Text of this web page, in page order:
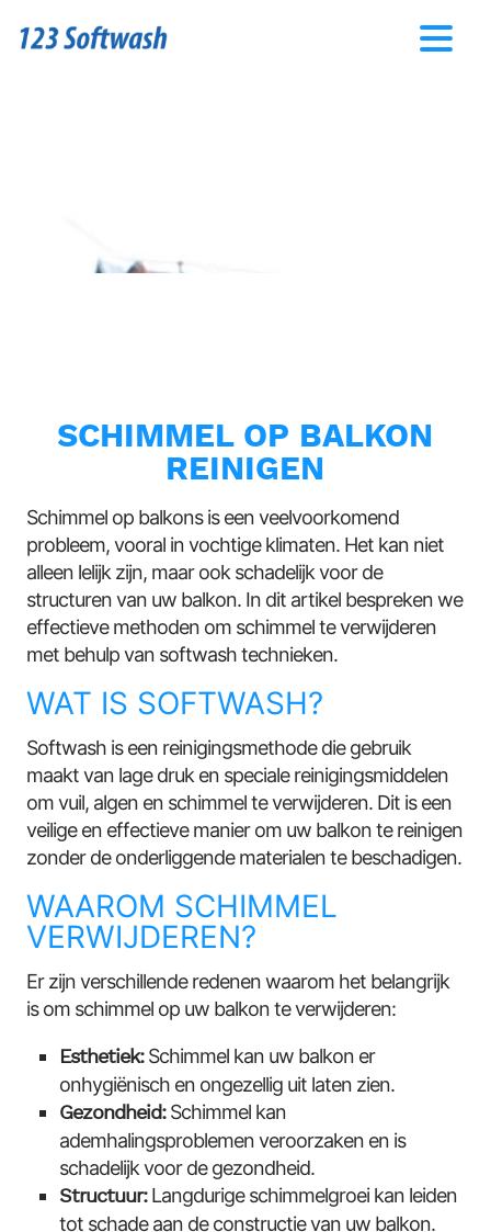
SCHIMMEL OP BALKON
REINIGEN
Schimmel op balkons is een veelvoorkomend
probleem, vooral in vochtige klimaten. Het kan niet
alleen lelijk zijn, maar ook schadelijk voor de
structuren van uw balkon. In dit artikel bespreken we
effectieve methoden om schimmel te verwijderen
met behulp van softwash technieken.
WAT IS SOFTWASH?
Softwash is een reinigingsmethode die gebruik
maakt van lage druk en speciale reinigingsmiddelen
om vuil, algen en schimmel te verwijderen. Dit is een
veilige en effectieve manier om uw balkon te reinigen
zonder de onderliggende materialen te beschadigen.
WAAROM SCHIMMEL
VERWIJDEREN?
Er zijn verschillende redenen waarom het belangrijk
is om schimmel op uw balkon te verwijderen:
Esthetiek:Schimmel kan uw balkon er
onhygiënisch en ongezellig uit laten zien.
Gezondheid:Schimmel kan
ademhalingsproblemen veroorzaken en is
schadelijk voor de gezondheid.
Structuur:Langdurige schimmelgroei kan leiden
tot schade aan de constructie van uw balkon.